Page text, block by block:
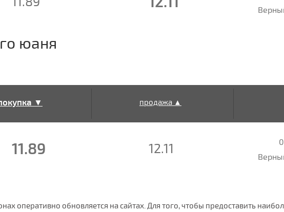
юаня
▼ продажа ▲
11.89 12.11
оперативно обновляется на сайтах. Для того, чтобы предоставить